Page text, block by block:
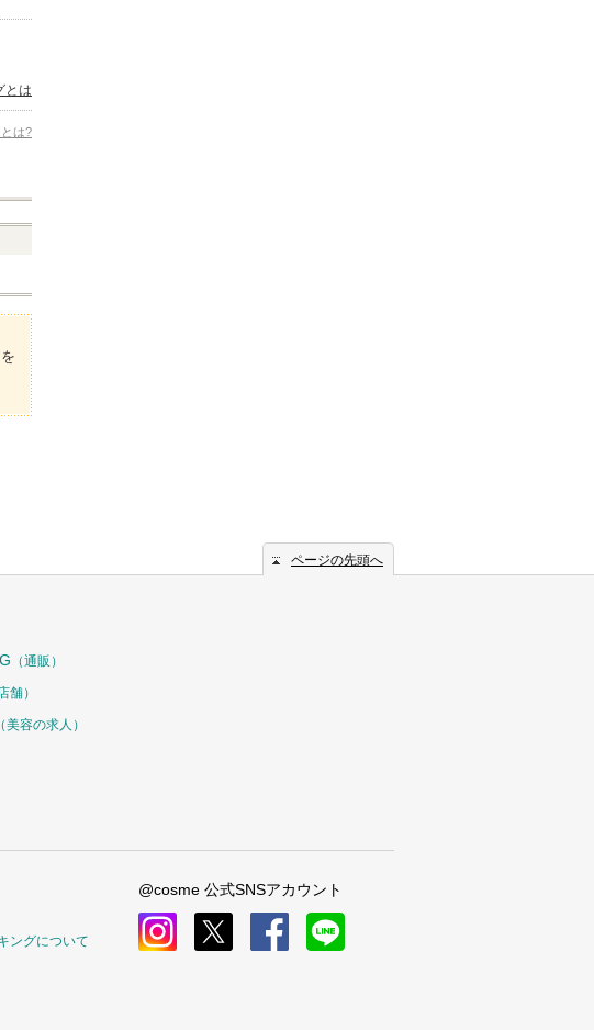
とは
は?
ページの先頭へ
（通販）
舗）
（美容の求人）
ングについて
@cosme 公式SNSアカウント